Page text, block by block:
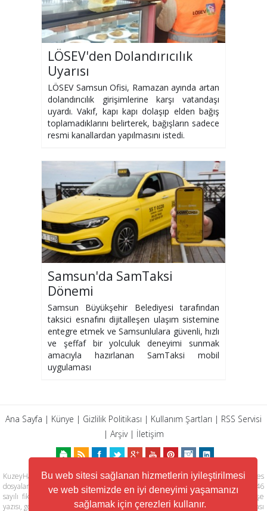
Bu web sitesi sağlanan hizmetlerin iyileştirilmesi
ve web sitemizde en iyi deneyimi yaşamanızı
sağlamak için çerezleri kullanır.
LÖSEV'den Dolandırıcılık
Uyarısı
LÖSEV Samsun Ofisi, Ramazan ayında artan
dolandırıcılık girişimlerine karşı vatandaşı
uyardı. Vakıf, kapı kapı dolaşıp elden bağış
toplamadıklarını belirterek, bağışların sadece
resmi kanallardan yapılmasını istedi.
Samsun'da SamTaksi
Dönemi
Samsun Büyükşehir Belediyesi tarafından
taksici esnafını dijitalleşen ulaşım sistemine
entegre etmek ve Samsunlulara güvenli, hızlı
ve şeffaf bir yolculuk deneyimi sunmak
amacıyla hazırlanan SamTaksi mobil
uygulaması
Ana Sayfa | Künye | Gizlilik Politikası | Kullanım Şartları | RSS Servisi
| Arşiv| İletişim
KuzeyHaber.com sitesinde yer alan tüm yazılar, materyaller, resimler, ses
dosyaları, animasyonlar, videolar, tasarım ve düzenlemelerin telif hakları 5846
sayılı fikir ve sanat eserleri kanunu ile korunmaktadır. Her türlü haber, köşe
yazısı, görsel, belge ve bağlantının izinsiz ve kaynak belirtilmeksizin kopyalanması